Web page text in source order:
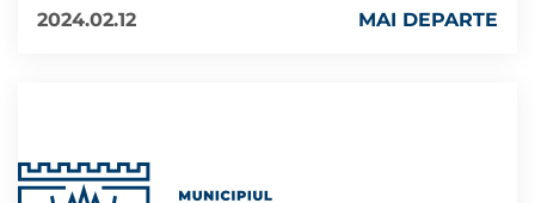
2024.02.12
MAI DEPARTE